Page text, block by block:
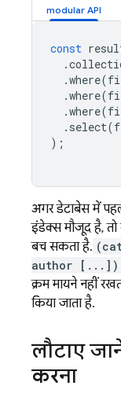
const
.
.where(
.where(
.where(
. select(
);
अगर डेटाबेस में
इंडेक्स मौजूद है,
बच सकता है.
author [...])
क्रम मायने नहीं
किया जाता है.
लौटाए
करना